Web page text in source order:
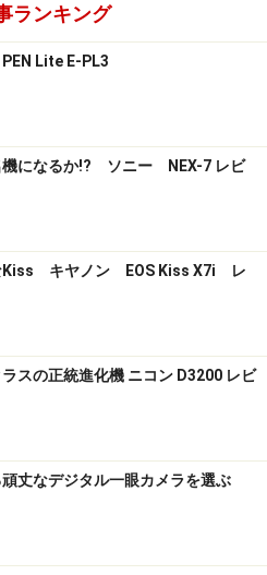
で見る
不満を持つ人が選ぶべき一眼
す。最新の内容をご確認くださ
ランキング
Lite E-PL3
機になるか!? ソニー NEX-7 レビ
Kiss キヤノン EOS Kiss X7i レ
スの正統進化機 ニコン D3200 レビ
丈なデジタル一眼カメラを選ぶ